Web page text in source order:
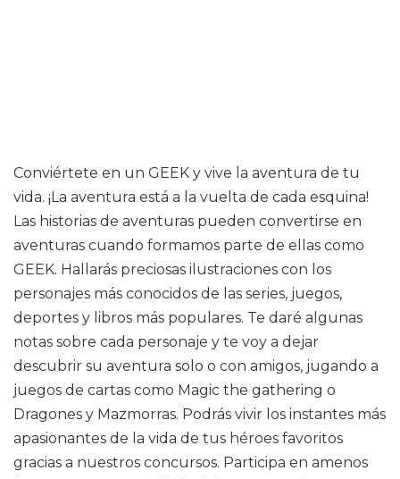
Conviértete en un GEEK y vive la aventura de tu
vida. ¡La aventura está a la vuelta de cada esquina!
Las historias de aventuras pueden convertirse en
aventuras cuando formamos parte de ellas como
GEEK. Hallarás preciosas ilustraciones con los
personajes más conocidos de las series, juegos,
deportes y libros más populares. Te daré algunas
notas sobre cada personaje y te voy a dejar
descubrir su aventura solo o con amigos, jugando a
juegos de cartas como Magic the gathering o
Dragones y Mazmorras. Podrás vivir los instantes más
apasionantes de la vida de tus héroes favoritos
gracias a nuestros concursos. Participa en amenos